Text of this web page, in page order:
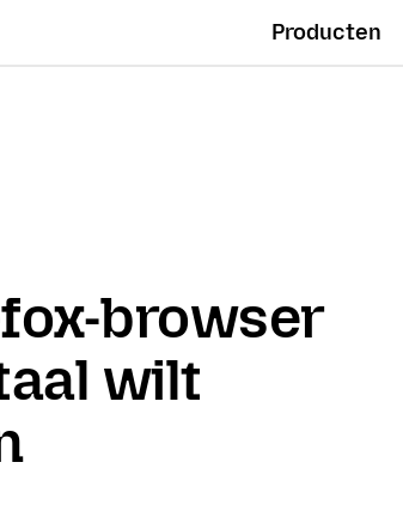
Producten
browser
wilt